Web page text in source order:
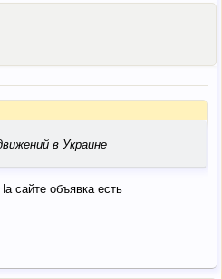
в Украине
сайте объявка есть